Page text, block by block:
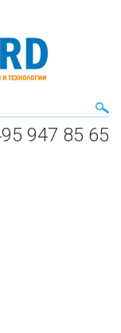
947 85 65